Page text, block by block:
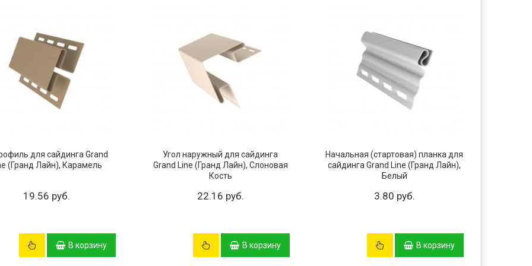
для сайдинга Grand
(Гранд Лайн), Карамель
19.56 руб.
В корзину
Угол наружный для сайдинга
Grand Line (Гранд Лайн), Слоновая
Кость
22.16 руб.
В корзину
Начальная (стартовая) планка для
сайдинга Grand Line (Гранд Лайн),
Белый
3.80 руб.
В корзину